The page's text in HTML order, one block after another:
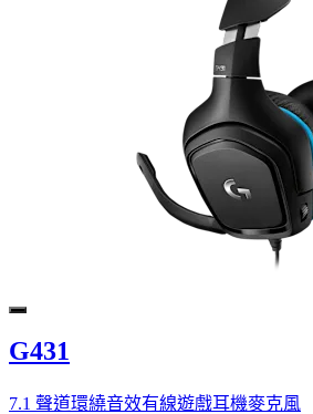
G431
7.1 聲道環繞音效有線遊戲耳機麥克風